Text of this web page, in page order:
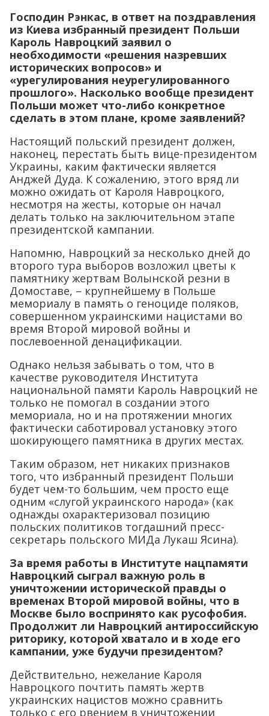
Господин Рэнкас, в ответ на поздравления
из Киева избранный президент Польши
Кароль Навроцкий заявил о
необходимости «решения назревших
исторических вопросов» и
«урегулирования неурегулированного
прошлого». Насколько вообще президент
Польши может что-либо конкретное
сделать в этом плане, кроме заявлений?
Настоящий польский президент должен,
наконец, перестать быть вице-президентом
Украины, каким фактически является
Анджей Дуда. К сожалению, этого вряд ли
можно ожидать от Кароля Навроцкого,
несмотря на жесты, которые он начал
делать только на заключительном этапе
президентской кампании.
Напомню, Навроцкий за несколько дней до
второго тура выборов возложил цветы к
памятнику жертвам Волынской резни в
Домоставе, – крупнейшему в Польше
мемориалу в память о геноциде поляков,
совершенном украинскими нацистами во
время Второй мировой войны и
послевоенной денацификации.
Однако нельзя забывать о том, что в
качестве руководителя Института
национальной памяти Кароль Навроцкий не
только не помогал в создании этого
мемориала, но и на протяжении многих
фактически саботировал установку этого
шокирующего памятника в других местах.
Таким образом, нет никаких признаков
того, что избранный президент Польши
будет чем-то большим, чем просто еще
одним «слугой украинского народа» (как
однажды охарактеризовал позицию
польских политиков тогдашний пресс-
секретарь польского МИДа Лукаш Ясина).
За время работы в Институте нацпамяти
Навроцкий сыграл важную роль в
уничтожении исторической правды о
временах Второй мировой войны, что в
Москве было воспринято как русофобия.
Продолжит ли Навроцкий антироссийскую
риторику, которой хватало и в ходе его
кампании, уже будучи президентом?
Действительно, нежелание Кароля
Навроцкого почтить память жертв
украинских нацистов можно сравнить
только с его рвением в уничтожении